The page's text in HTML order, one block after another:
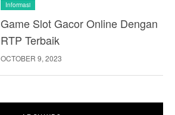
Informasi
Game Slot Gacor Online Dengan
RTP Terbaik
OCTOBER 9, 2023